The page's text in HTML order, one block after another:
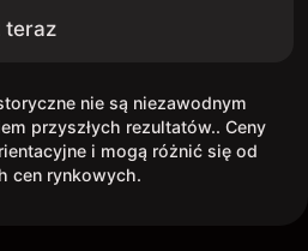
teraz
nie są niezawodnym
przyszłych rezultatów.. Ceny
i mogą różnić się od
cen rynkowych.